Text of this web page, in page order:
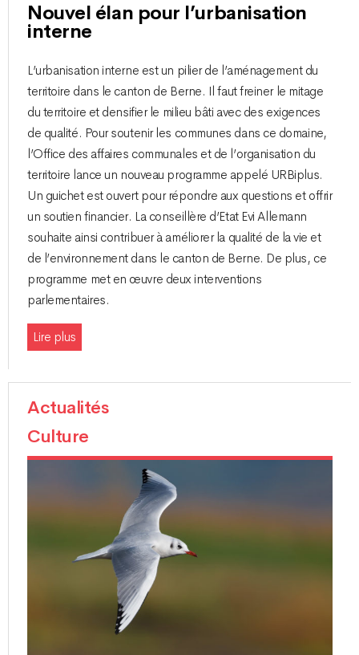
Nouvel élan pour l’urbanisation
interne
L’urbanisation interne est un pilier de l’aménagement du
territoire dans le canton de Berne. Il faut freiner le mitage
du territoire et densifier le milieu bâti avec des exigences
de qualité. Pour soutenir les communes dans ce domaine,
l’Office des affaires communales et de l’organisation du
territoire lance un nouveau programme appelé URBiplus.
Un guichet est ouvert pour répondre aux questions et offrir
un soutien financier. La conseillère d’Etat Evi Allemann
souhaite ainsi contribuer à améliorer la qualité de la vie et
de l’environnement dans le canton de Berne. De plus, ce
programme met en œuvre deux interventions
parlementaires.
Lire plus
Actualités
Culture